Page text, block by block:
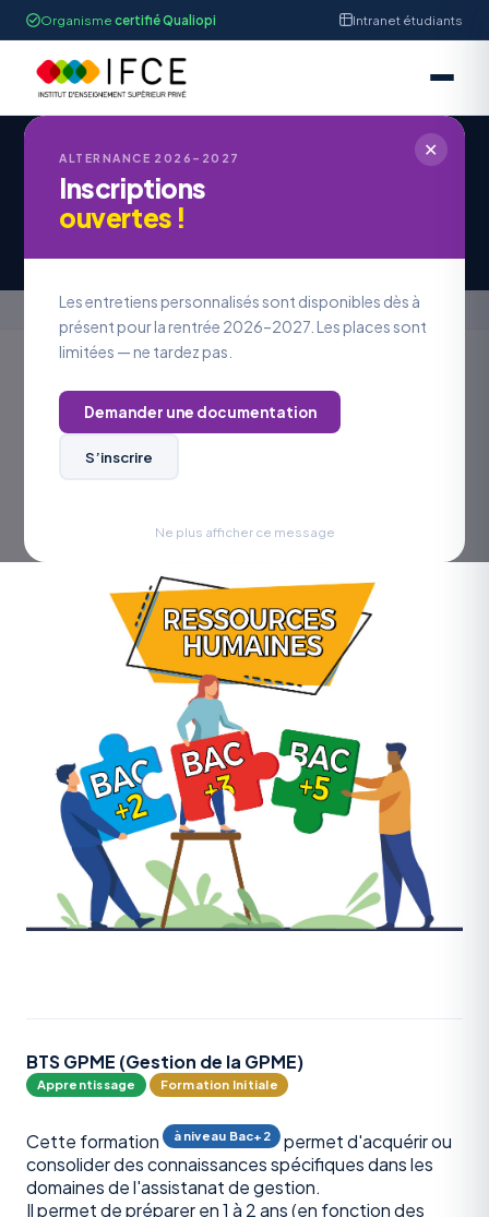
Organisme certifié Qualiopi Intranet étudiants
✕
ALTERNANCE 2026–2027
Inscriptions
ouvertes !
Les entretiens personnalisés sont disponibles dès à
présent pour la rentrée 2026–2027. Les places sont
limitées — ne tardez pas.
Demander une documentation
S’inscrire
Ne plus afficher ce message
Formations Administratif &
Ressources Humaines
Accueil › Formations Administratif & Ressources Humaines
Les études
en
Ressources
Humaines
BTS GPME (Gestion de la GPME)
Apprentissage Formation Initiale
Cette formation à niveau Bac+2
permet d'acquérir ou
consolider des connaissances spécifiques dans les
domaines de l'assistanat de gestion.
Il permet de préparer en 1 à 2 ans (en fonction des